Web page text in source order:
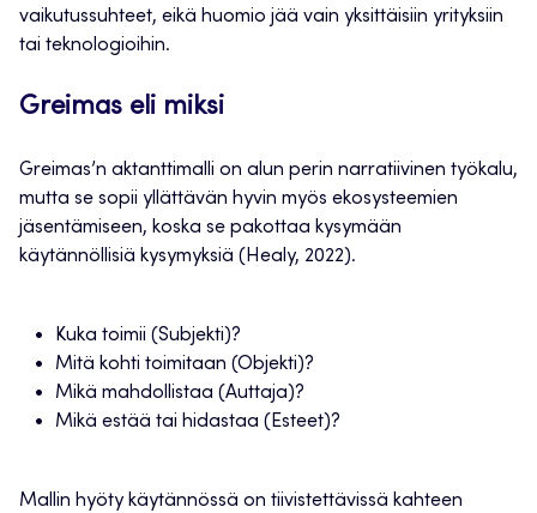
vaikutussuhteet, eikä huomio jää vain yksittäisiin yrityksiin
tai teknologioihin.
Greimas eli miksi
Greimas’n aktanttimalli on alun perin narratiivinen työkalu,
mutta se sopii yllättävän hyvin myös ekosysteemien
jäsentämiseen, koska se pakottaa kysymään
käytännöllisiä kysymyksiä (Healy, 2022).
Kuka toimii (Subjekti)?
Mitä kohti toimitaan (Objekti)?
Mikä mahdollistaa (Auttaja)?
Mikä estää tai hidastaa (Esteet)?
Mallin hyöty käytännössä on tiivistettävissä kahteen